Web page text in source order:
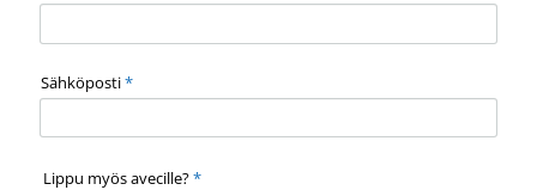
Sähköposti*
Lippu myös avecille?*